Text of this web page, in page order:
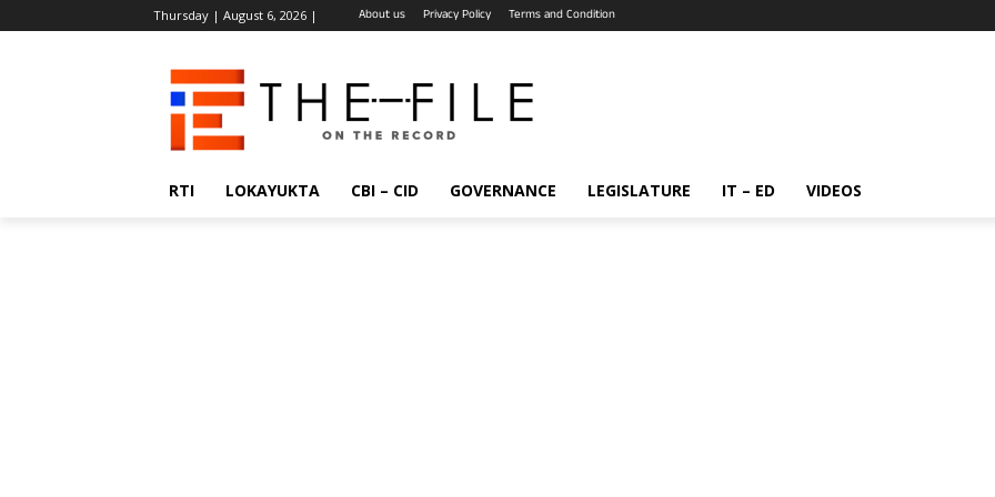
Thursday | August 6, 2026 | About us Privacy Policy Terms and Condition
RTI LOKAYUKTA CBI – CID GOVERNANCE LEGISLATURE IT – ED VIDEOS